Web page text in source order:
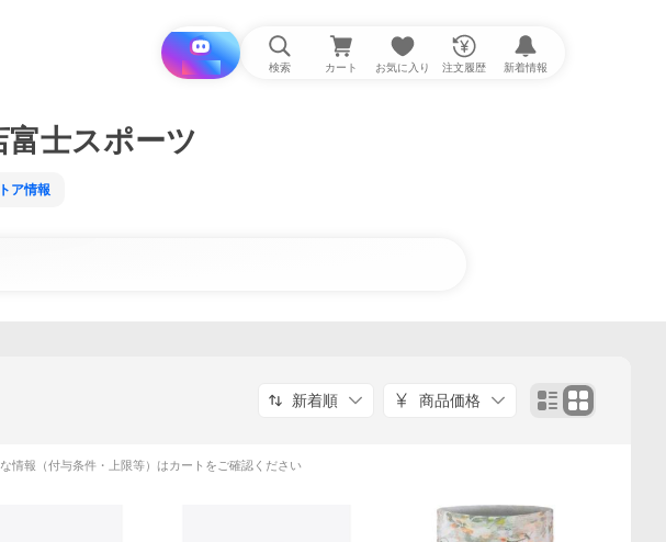
i と探す 検索 カート お気に入り 注文履歴 新着情報
士スポーツ
ア情報
新着順 商品価格
情報（付与条件・上限等）はカートをご確認ください